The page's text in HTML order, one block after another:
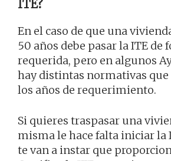
ITE?
En el caso de que una
50 años debe pasar la ITE de
requerida, pero en algunos
hay distintas normativas
los años de requerimiento.
Si quieres traspasar una
misma le hace falta iniciar la
te van a instar que